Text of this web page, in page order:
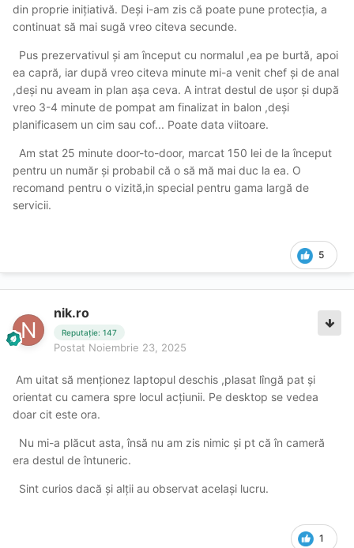
din proprie inițiativă. Deși i-am zis că poate pune protecția, a
continuat să mai sugă vreo citeva secunde.
Pus prezervativul și am început cu normalul ,ea pe burtă, apoi
ea capră, iar după vreo citeva minute mi-a venit chef și de anal
,deși nu aveam in plan așa ceva. A intrat destul de ușor și după
vreo 3-4 minute de pompat am finalizat in balon ,deși
planificasem un cim sau cof... Poate data viitoare.
Am stat 25 minute door-to-door, marcat 150 lei de la început
pentru un număr și probabil că o să mă mai duc la ea. O
recomand pentru o vizită,in special pentru gama largă de
servicii.
5
nik.ro
Reputație: 147
Postat Noiembrie 23, 2025
Am uitat să menționez laptopul deschis ,plasat lîngă pat și
orientat cu camera spre locul acțiunii. Pe desktop se vedea
doar cit este ora.
Nu mi-a plăcut asta, însă nu am zis nimic și pt că în cameră
era destul de întuneric.
Sint curios dacă și alții au observat același lucru.
1